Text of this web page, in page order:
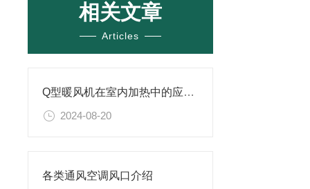
相关文章
Articles
Q型暖风机在室内加热中的应用场景
2024-08-20
各类通风空调风口介绍